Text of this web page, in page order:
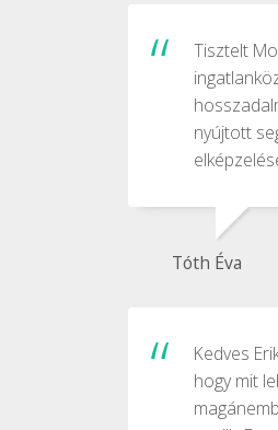
Tisztelt
nyújtott
Tóth Éva
Kedves
hogy mit